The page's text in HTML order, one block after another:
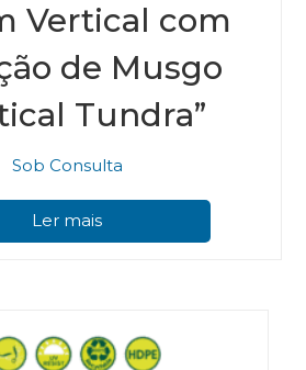
Vertical com
de Musgo
Tundra”
Sob Consulta
Ler mais